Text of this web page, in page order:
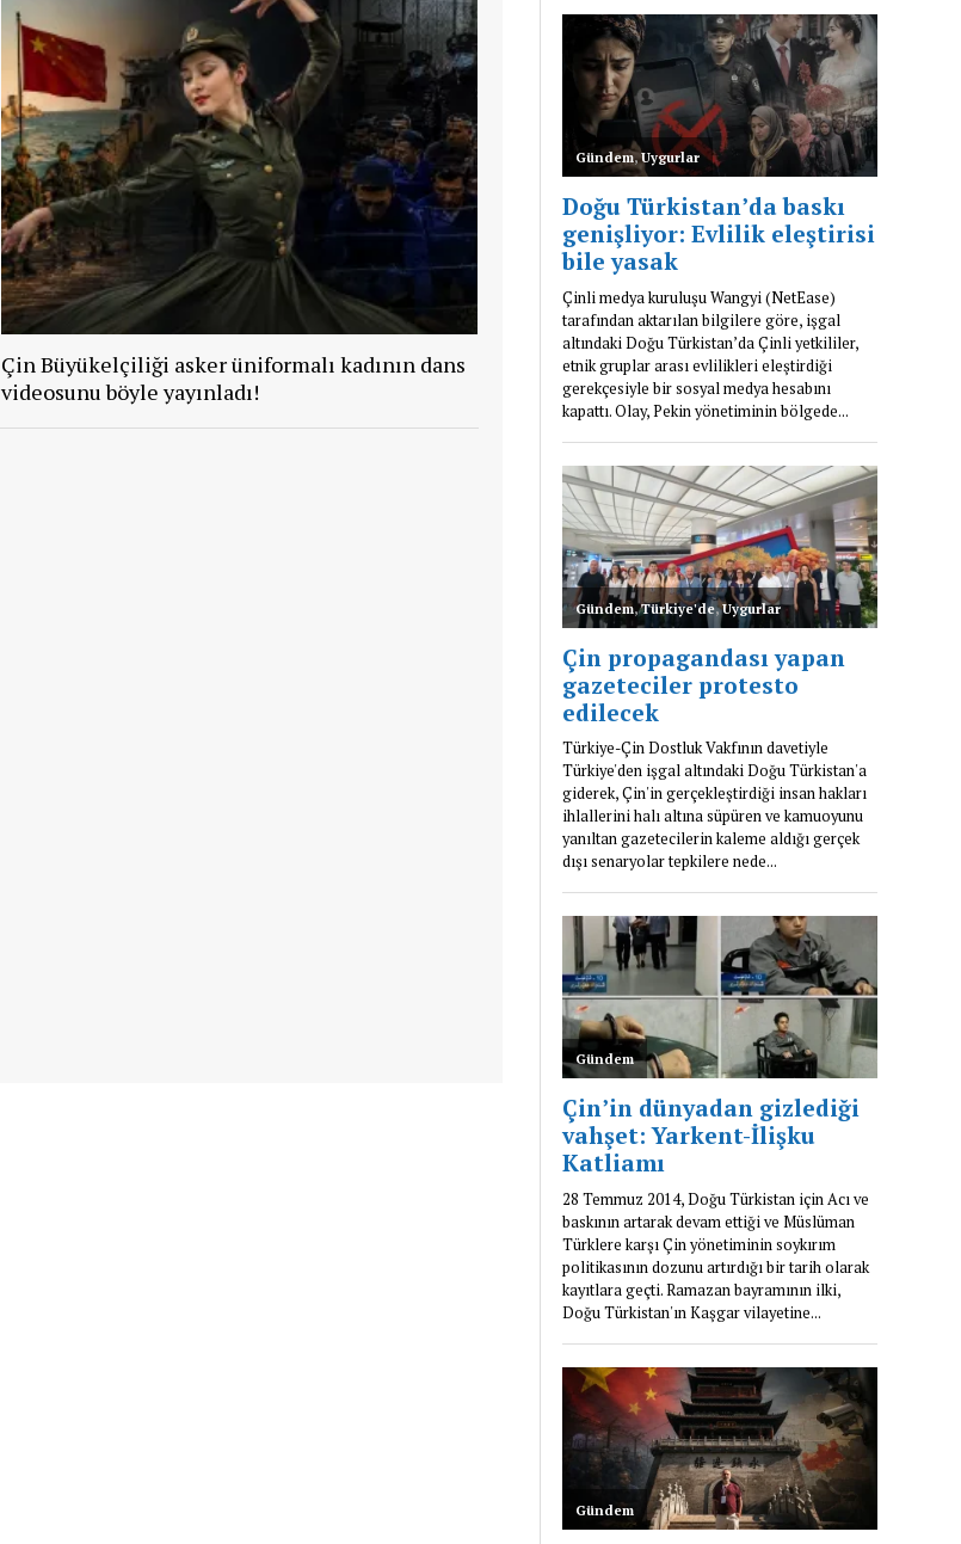
Çin Büyükelçiliği asker üniformalı kadının dans
videosunu böyle yayınladı!